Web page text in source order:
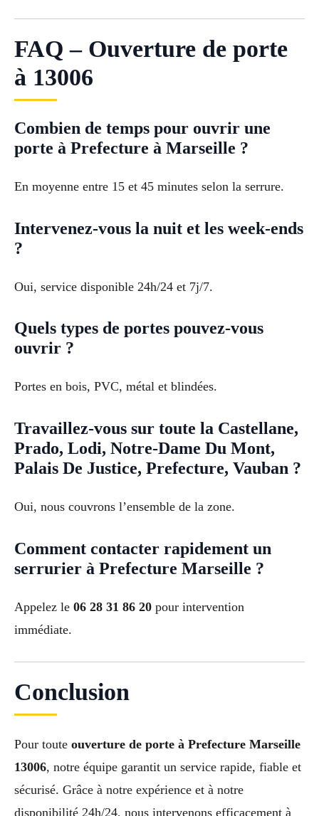
FAQ – Ouverture de porte
à 13006
Combien de temps pour ouvrir une
porte à Prefecture à Marseille ?
En moyenne entre 15 et 45 minutes selon la serrure.
Intervenez-vous la nuit et les week-ends
?
Oui, service disponible 24h/24 et 7j/7.
Quels types de portes pouvez-vous
ouvrir ?
Portes en bois, PVC, métal et blindées.
Travaillez-vous sur toute la Castellane,
Prado, Lodi, Notre-Dame Du Mont,
Palais De Justice, Prefecture, Vauban ?
Oui, nous couvrons l’ensemble de la zone.
Comment contacter rapidement un
serrurier à Prefecture Marseille ?
Appelez le 06 28 31 86 20 pour intervention
immédiate.
Conclusion
Pour toute ouverture de porte à Prefecture Marseille
13006, notre équipe garantit un service rapide, fiable et
sécurisé. Grâce à notre expérience et à notre
disponibilité 24h/24, nous intervenons efficacement à